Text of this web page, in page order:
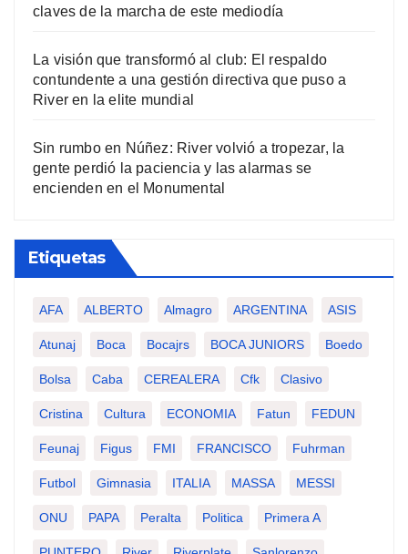
claves de la marcha de este mediodía
La visión que transformó al club: El respaldo
contundente a una gestión directiva que puso a
River en la elite mundial
Sin rumbo en Núñez: River volvió a tropezar, la
gente perdió la paciencia y las alarmas se
encienden en el Monumental
Etiquetas
AFA ALBERTO Almagro ARGENTINA ASIS
Atunaj Boca Bocajrs BOCA JUNIORS Boedo
Bolsa Caba CEREALERA Cfk Clasivo
Cristina Cultura ECONOMIA Fatun FEDUN
Feunaj Figus FMI FRANCISCO Fuhrman
Futbol Gimnasia ITALIA MASSA MESSI
ONU PAPA Peralta Politica Primera A